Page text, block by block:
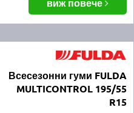
Всесезонни гуми FULDA
MULTICONTROL 195/55
R15